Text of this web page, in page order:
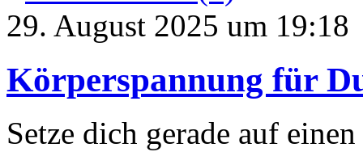
29. August 2025 um 19:18
Körperspannung für
Setze dich gerade auf